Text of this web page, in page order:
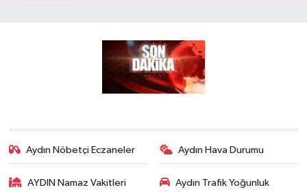
Aydın Nöbetçi Eczaneler Aydın Hava Durumu
AYDIN Namaz Vakitleri
Aydın Trafik Yoğunluk